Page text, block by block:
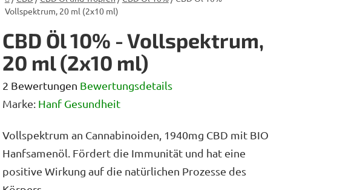
Vollspektrum, 20 ml (2x10 ml)
CBD Öl 10% - Vollspektrum,
20 ml (2x10 ml)
Die
durchschnittliche
ist
5,0
von
2 Bewertungen Bewertungsdetails
Marke: Hanf Gesundheit
Vollspektrum an Cannabinoiden, 1940mg CBD mit BIO
Hanfsamenöl. Fördert die Immunität und hat eine
positive Wirkung auf die natürlichen Prozesse des